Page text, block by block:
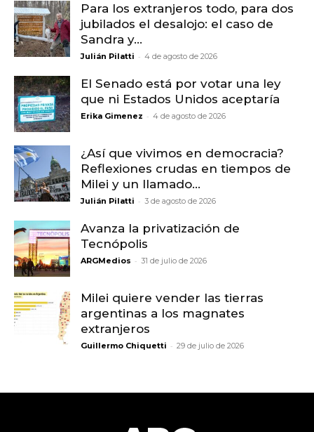
Para los extranjeros todo, para dos
jubilados el desalojo: el caso de
Sandra y...
Julián Pilatti - 4 de agosto de 2026
El Senado está por votar una ley
que ni Estados Unidos aceptaría
Erika Gimenez - 4 de agosto de 2026
¿Así que vivimos en democracia?
Reflexiones crudas en tiempos de
Milei y un llamado...
Julián Pilatti - 3 de agosto de 2026
Avanza la privatización de
Tecnópolis
ARGMedios - 31 de julio de 2026
Milei quiere vender las tierras
argentinas a los magnates
extranjeros
Guillermo Chiquetti - 29 de julio de 2026